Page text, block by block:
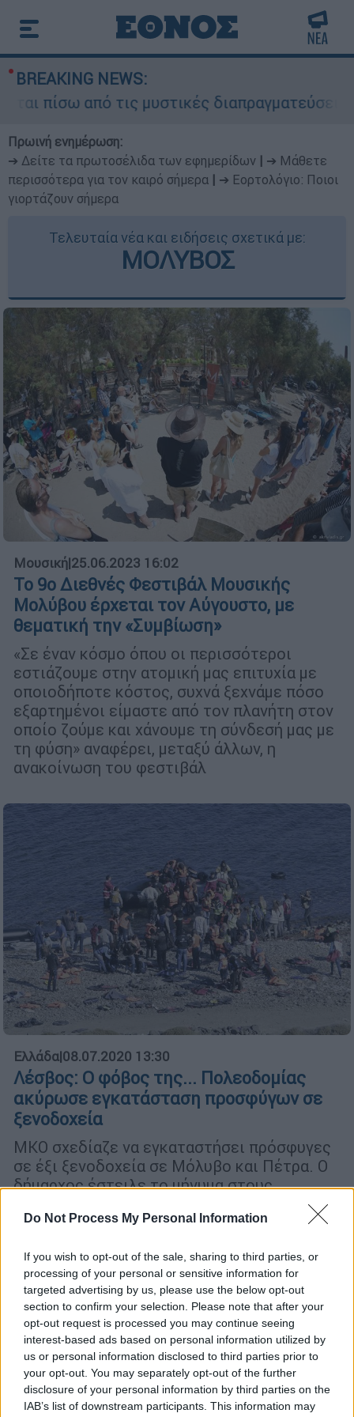
Do Not Process My Personal Information
If you wish to opt-out of the sale, sharing to third parties, or
processing of your personal or sensitive information for
targeted advertising by us, please use the below opt-out
section to confirm your selection. Please note that after your
opt-out request is processed you may continue seeing
interest-based ads based on personal information utilized by
us or personal information disclosed to third parties prior to
your opt-out. You may separately opt-out of the further
disclosure of your personal information by third parties on the
IAB’s list of downstream participants. This information may
BREAKING NEWS:
από τις μυστικές διαπραγματεύσεις και
Πρωινή ενημέρωση:
➔ Δείτε τα πρωτοσέλιδα των εφημερίδων
➔ Μάθετε
περισσότερα για τον καιρό σήμερα
➔ Εορτολόγιο: Ποιοι
γιορτάζουν σήμερα
Τελευταία νέα και ειδήσεις σχετικά με:
ΜΟΛΥΒΟΣ
Μουσική|25.06.2023 16:02
Το 9ο Διεθνές Φεστιβάλ Μουσικής
Μολύβου έρχεται τον Αύγουστο, με
θεματική την «Συμβίωση»
«Σε έναν κόσμο όπου οι περισσότεροι
εστιάζουμε στην ατομική μας επιτυχία με
οποιοδήποτε κόστος, συχνά ξεχνάμε πόσο
εξαρτημένοι είμαστε από τον πλανήτη στον
οποίο ζούμε και χάνουμε τη σύνδεσή μας με
τη φύση» αναφέρει, μεταξύ άλλων, η
ανακοίνωση του φεστιβάλ
Ελλάδα|08.07.2020 13:30
Λέσβος: Ο φόβος της... Πολεοδομίας
ακύρωσε εγκατάσταση προσφύγων σε
ξενοδοχεία
ΜΚΟ σχεδίαζε να εγκαταστήσει πρόσφυγες
σε έξι ξενοδοχεία σε Μόλυβο και Πέτρα. Ο
δήμαρχος έστειλε το μήνυμα στους
πολεοδομικά και το σχέδιο ακυρώθηκε